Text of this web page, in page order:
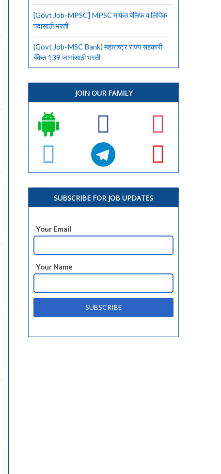
[Govt Job-MPSC] MPSC मार्फत बेलिफ व लिपिक
पदासाठी भरती
(Govt Job-MSC Bank) महाराष्ट्र राज्य सहकारी
बँकेत 139 जागांसाठी भरती
JOIN OUR FAMILY
SUBSCRIBE FOR JOB UPDATES
Your Email
Your Name